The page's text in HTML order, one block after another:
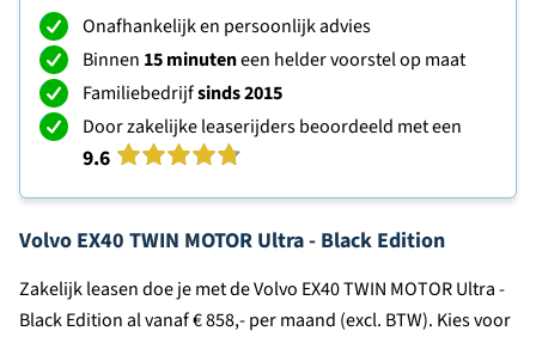
Onafhankelijk en persoonlijk advies
Binnen 15 minuteneen helder voorstel op maat
Familiebedrijfsinds 2015
Door zakelijke leaserijders beoordeeld met een
9.6
Volvo EX40 TWIN MOTOR Ultra - Black Edition
Zakelijk leasen doe je met de Volvo EX40 TWIN MOTOR Ultra -
Black Edition al vanaf € 858,- per maand (excl. BTW). Kies voor